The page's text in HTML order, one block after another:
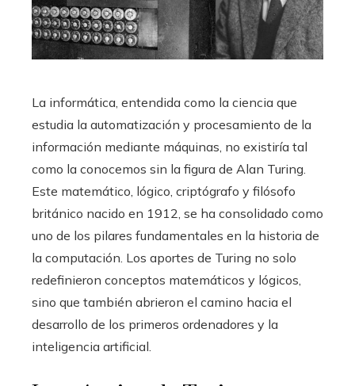
La informática, entendida como la ciencia que
estudia la automatización y procesamiento de la
información mediante máquinas, no existiría tal
como la conocemos sin la figura de Alan Turing.
Este matemático, lógico, criptógrafo y filósofo
británico nacido en 1912, se ha consolidado como
uno de los pilares fundamentales en la historia de
la computación. Los aportes de Turing no solo
redefinieron conceptos matemáticos y lógicos,
sino que también abrieron el camino hacia el
desarrollo de los primeros ordenadores y la
inteligencia artificial.